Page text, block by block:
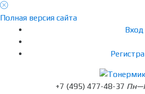
Полная версия сайта
Вход
+7 (495) 477-48-37